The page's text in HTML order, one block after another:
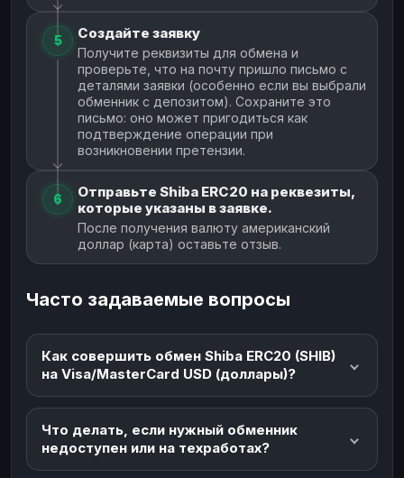
5 Создайте заявку
Получите реквизиты для обмена и
проверьте, что на почту пришло письмо с
деталями заявки (особенно если вы выбрали
обменник с депозитом). Сохраните это
письмо: оно может пригодиться как
подтверждение операции при
возникновении претензии.
6
Отправьте Shiba ERC20 на реквезиты,
которые указаны в заявке.
После получения валюту американский
доллар (карта) оставьте отзыв.
Часто задаваемые вопросы
Как совершить обмен Shiba ERC20 (SHIB)
на Visa/MasterCard USD (доллары)?
Что делать, если нужный обменник
недоступен или на техработах?